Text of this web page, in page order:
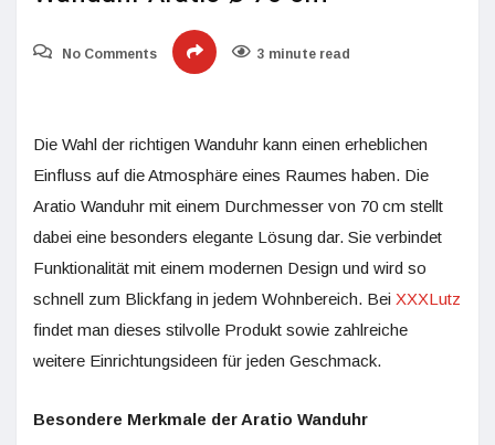
No Comments 3 minute read
Die Wahl der richtigen Wanduhr kann einen erheblichen
Einfluss auf die Atmosphäre eines Raumes haben. Die
Aratio Wanduhr mit einem Durchmesser von 70 cm stellt
dabei eine besonders elegante Lösung dar. Sie verbindet
Funktionalität mit einem modernen Design und wird so
schnell zum Blickfang in jedem Wohnbereich. Bei XXXLutz
findet man dieses stilvolle Produkt sowie zahlreiche
weitere Einrichtungsideen für jeden Geschmack.
Besondere Merkmale der Aratio Wanduhr